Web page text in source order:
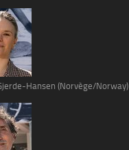
Hansen (Norvège/Norway)